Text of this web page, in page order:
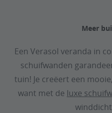
Meer
Een Verasol veranda in
schuifwanden
tuin! Je creëert een
want met de luxe